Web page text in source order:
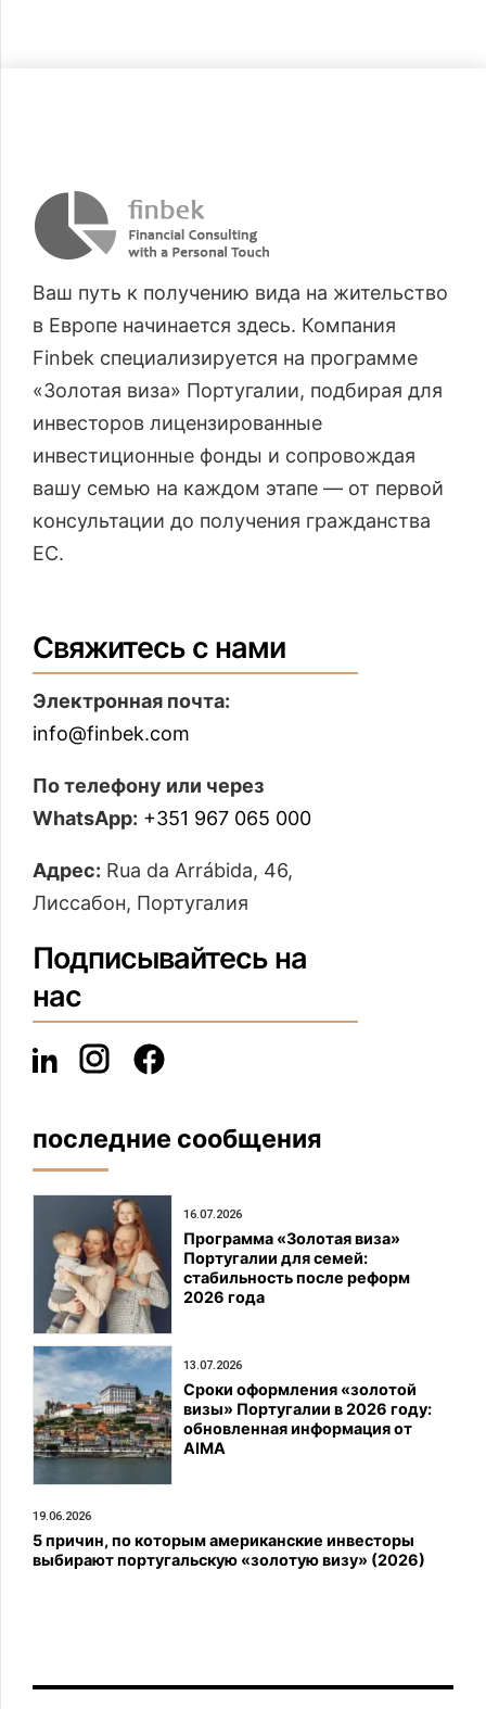
Ваш путь к получению вида на жительство
в Европе начинается здесь. Компания
Finbek специализируется на программе
«Золотая виза» Португалии, подбирая для
инвесторов лицензированные
инвестиционные фонды и сопровождая
вашу семью на каждом этапе — от первой
консультации до получения гражданства
ЕС.
Свяжитесь с нами
Электронная почта:
info@finbek.com
По телефону или через
WhatsApp: +351 967 065 000
Адрес: Rua da Arrábida, 46,
Лиссабон, Португалия
Подписывайтесь на
нас
последние сообщения
16.07.2026
Программа «Золотая виза»
Португалии для семей:
стабильность после реформ
2026 года
13.07.2026
Сроки оформления «золотой
визы» Португалии в 2026 году:
обновленная информация от
AIMA
19.06.2026
5 причин, по которым американские инвесторы
выбирают португальскую «золотую визу» (2026)